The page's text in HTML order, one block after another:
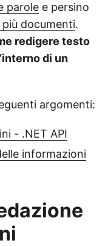
parole e persino
più documenti.
redigere testo
di un
argomenti:
- .NET API
informazioni